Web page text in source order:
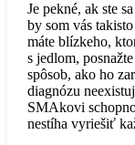
Je pekné, ak ste
by som vás
máte blízkeho,
s jedlom,
spôsob, ako ho
diagnózu
SMAkovi
nestíha vyriešiť